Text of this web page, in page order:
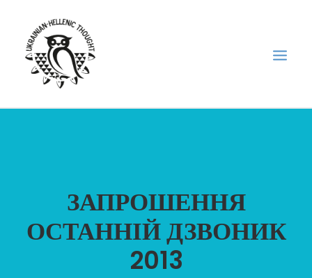
ФОРУМ УКРАЇНСЬКОЇ ДІАСПОРИ В ГРЕЦІЇ
ПРО НАС
“ВІСНИК”/”ΑΓΓΕΛΙΑΦΌΡΟΣ”
ЗАПРОШЕННЯ
ОСТАННІЙ ДЗВОНИК
2013